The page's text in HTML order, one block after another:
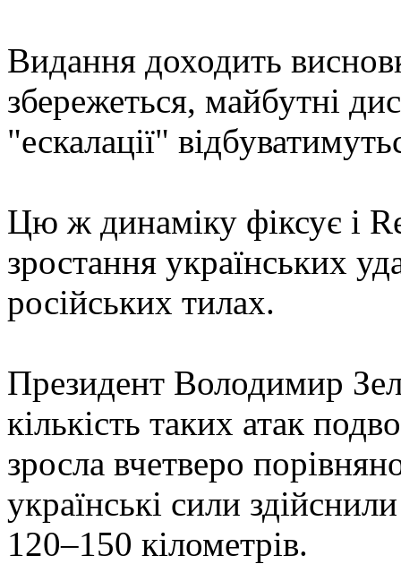
Видання доходить
збережеться, майбутні
"ескалації"
Цю ж динаміку фіксує і
зростання українських
російських тилах.
Президент Володимир
кількість таких атак
зросла вчетверо
українські сили
120–150 кілометрів.